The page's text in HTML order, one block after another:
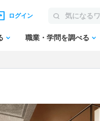
ログイン
職業・学問を調べる